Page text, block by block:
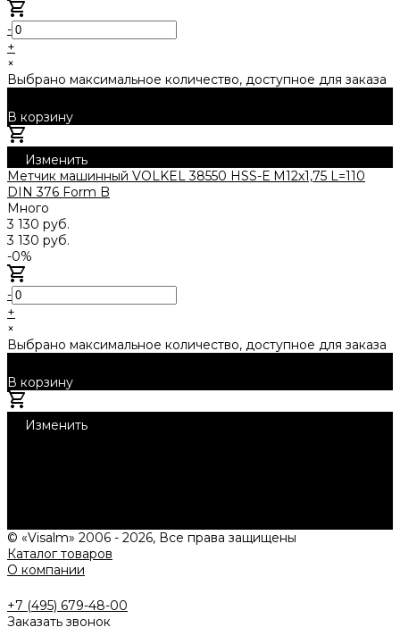
-
+
×
Выбрано максимальное количество, доступное для заказа
В корзину
Изменить
Метчик машинный VOLKEL 38550 HSS-Е M12x1,75 L=110
DIN 376 Form B
Много
3 130 руб.
3 130 руб.
-0%
-
+
×
Выбрано максимальное количество, доступное для заказа
В корзину
Изменить
© «Visalm» 2006 - 2026, Все права защищены
Каталог товаров
О компании
+7 (495) 679-48-00
Заказать звонок